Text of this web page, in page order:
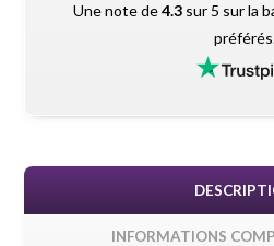
Une note de4.3sur 5 sur la
INFORMATIONS